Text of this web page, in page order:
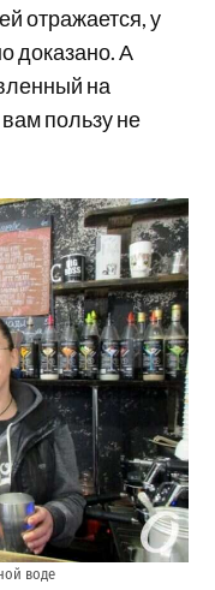
отражается, у
доказано. А
на
пользу не
воде